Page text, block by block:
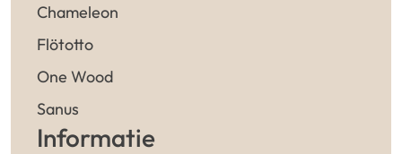
Chameleon
Flötotto
One Wood
Sanus
Informatie